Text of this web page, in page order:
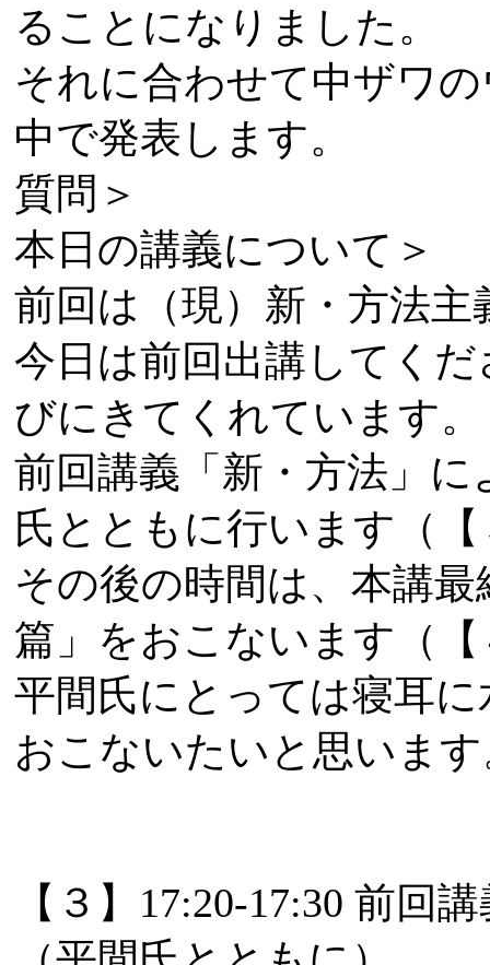
ることになりました。
それに合わせて中ザワ
中で発表します。
質問＞
本日の講義について＞
前回は（現）新・方法
今日は前回出講してく
びにきてくれています。
前回講義「新・方法」
氏とともに行います（
その後の時間は、本講
篇」をおこないます（【
平間氏にとっては寝耳
おこないたいと思いま
【３】17:20-17:30 前回